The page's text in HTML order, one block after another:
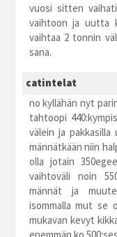
vuosi sitten
vaihtoon ja uutta
vaihtaa 2 tonnin
sana.
catintelat
no kyllähän nyt
tahtoopi
välein ja
männätkään niin
olla jotain
vaihtoväli noin
männät ja
isommalla mut se
mukavan kevyt